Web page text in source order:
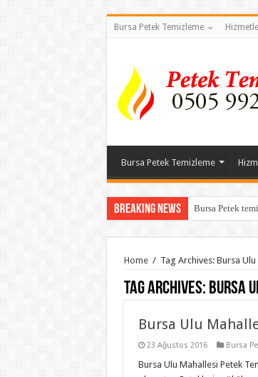
Bursa Petek Temizleme
Bursa Petek Temizleme
Breaking News Bursa Petek
Home / Tag Archives: Bursa
Tag Archives: Bursa
Bursa Ulu
23 Ağustos 2016 Bursa
Bursa Ulu Mahallesi Petek